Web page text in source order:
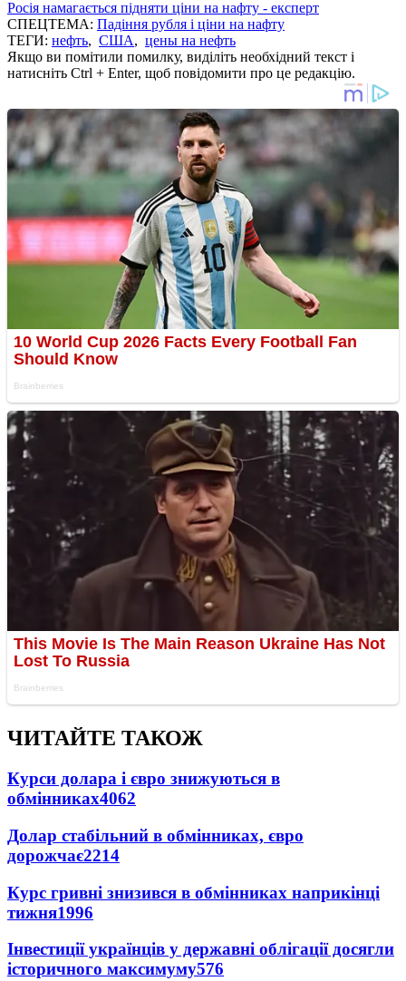
Росія намагається підняти ціни на нафту - експерт
СПЕЦТЕМА: Падіння рубля і ціни на нафту
ТЕГИ: нефть, США, цены на нефть
Якщо ви помітили помилку, виділіть необхідний текст і
натисніть Ctrl + Enter, щоб повідомити про це редакцію.
ЧИТАЙТЕ ТАКОЖ
Курси долара і євро знижуються в
обмінниках4062
Долар стабільний в обмінниках, євро
дорожчає2214
Курс гривні знизився в обмінниках наприкінці
тижня1996
Інвестиції українців у державні облігації досягли
історичного максимуму576